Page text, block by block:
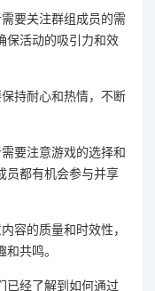
要关注群组成员的需
保活动的吸引力和效
持耐心和热情，不断
要注意游戏的选择和
员都有机会参与并享
容的质量和时效性，
共鸣。
已经了解到如何通过